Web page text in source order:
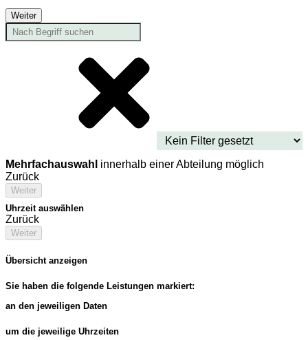
Weiter
Mehrfachauswahl innerhalb einer Abteilung möglich
Zurück
Weiter
Uhrzeit auswählen
Zurück
Weiter
Übersicht anzeigen
Sie haben die folgende Leistungen markiert:
an den jeweiligen Daten
um die jeweilige Uhrzeiten